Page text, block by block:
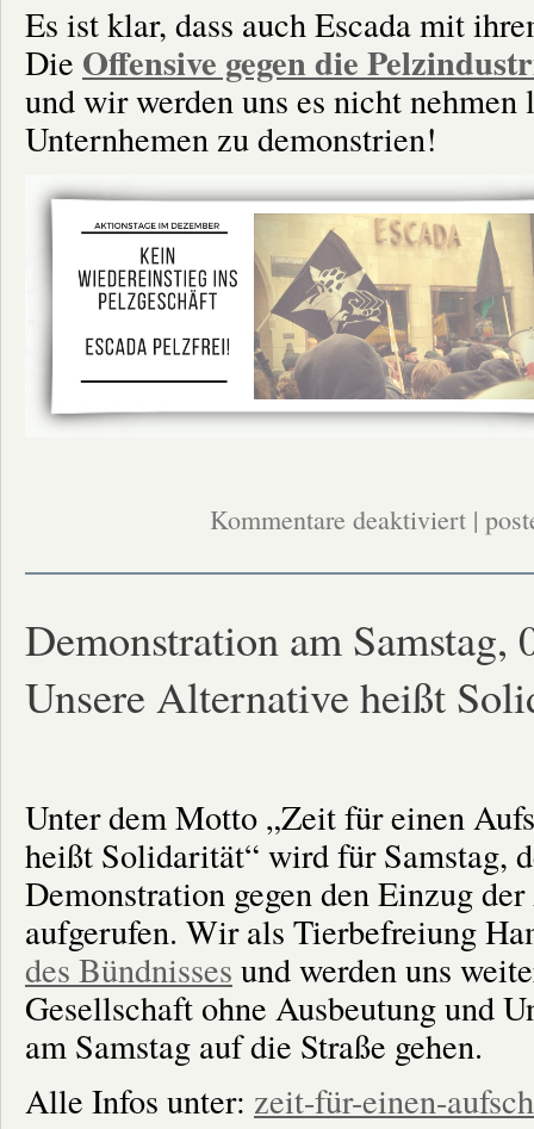
Es ist klar, dass auch Escada mit
Die Offensive gegen die
und wir werden uns es nicht nehmen
Unternhemen zu demonstrien!
Kommentare deaktiviert für
Wir
Escada
am
23.12.
und
30.12.
|
Demonstration am Samstag,
Unsere Alternative heißt
Unter dem Motto „Zeit für einen
heißt Solidarität“ wird für Samstag,
Demonstration gegen den Einzug
aufgerufen. Wir als Tierbefreiung
des Bündnisses und werden uns
Gesellschaft ohne Ausbeutung und
am Samstag auf die Straße gehen.
Alle Infos unter: zeit-für-einen-